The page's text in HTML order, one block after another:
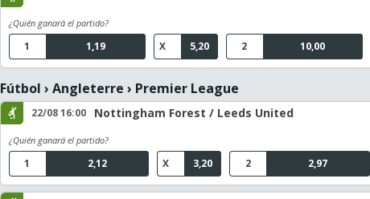
¿Quién ganará el partido?
1,19
1 5,20
X 10,00
2
Fútbol › Angleterre › Premier League
22/08 16:00 Nottingham Forest / Leeds United
¿Quién ganará el partido?
2,12
1 3,20
X 2,97
2